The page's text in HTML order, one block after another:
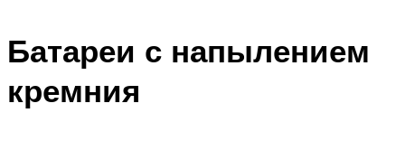
Батареи с напылением
кремния